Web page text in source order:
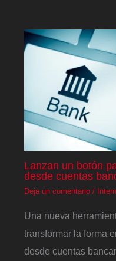
Lanzan un botón
desde cuentas
Deja un comentario /
Una nueva
transformar la forma
desde cuentas